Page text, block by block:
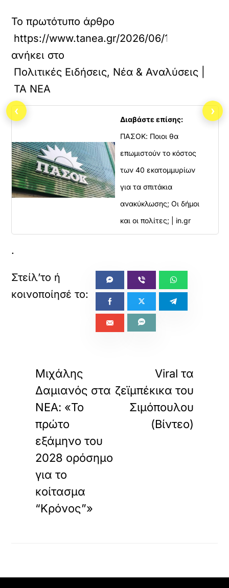
Το πρωτότυπο άρθρο
https://www.tanea.gr/2026/06/15/politics/
ανήκει στο
Πολιτικές Ειδήσεις, Νέα & Αναλύσεις |
ΤΑ ΝΕΑ
Διαβάστε επίσης:
ΠΑΣΟΚ: Ποιοι θα
επωμιστούν το κόστος
των 40 εκατομμυρίων
για τα σπιτάκια
ανακύκλωσης; Οι δήμοι
και οι πολίτες; | in.gr
.
Μιχάλης
Δαμιανός στα
ΝΕΑ: «Το
πρώτο
εξάμηνο του
2028 ορόσημο
για το
κοίτασμα
“Κρόνος”»
Viral τα
ζεϊμπέκικα του
Σιμόπουλου
(Βίντεο)
‹ ›